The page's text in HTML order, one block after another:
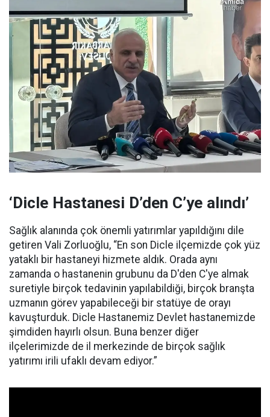
‘Dicle Hastanesi D’den C’ye alındı’
Sağlık alanında çok önemli yatırımlar yapıldığını dile
getiren Vali Zorluoğlu, “En son Dicle ilçemizde çok yüz
yataklı bir hastaneyi hizmete aldık. Orada aynı
zamanda o hastanenin grubunu da D'den C'ye almak
suretiyle birçok tedavinin yapılabildiği, birçok branşta
uzmanın görev yapabileceği bir statüye de orayı
kavuşturduk. Dicle Hastanemiz Devlet hastanemizde
şimdiden hayırlı olsun. Buna benzer diğer
ilçelerimizde de il merkezinde de birçok sağlık
yatırımı irili ufaklı devam ediyor.”